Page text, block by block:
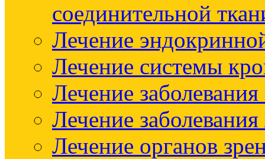
соединительной
Лечение
Лечение системы
Лечение
Лечение
Лечение органов